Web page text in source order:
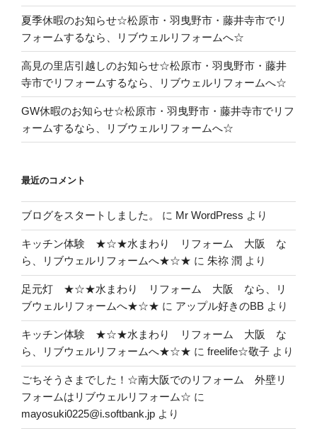
夏季休暇のお知らせ☆松原市・羽曳野市・藤井寺市でリ
フォームするなら、リブウェルリフォームへ☆
高見の里店引越しのお知らせ☆松原市・羽曳野市・藤井
寺市でリフォームするなら、リブウェルリフォームへ☆
GW休暇のお知らせ☆松原市・羽曳野市・藤井寺市でリフ
ォームするなら、リブウェルリフォームへ☆
最近のコメント
ブログをスタートしました。 に Mr WordPress より
キッチン体験 ★☆★水まわり リフォーム 大阪 な
ら、リブウェルリフォームへ★☆★ に 朱祢 潤 より
足元灯 ★☆★水まわり リフォーム 大阪 なら、リ
ブウェルリフォームへ★☆★ に アップル好きのBB より
キッチン体験 ★☆★水まわり リフォーム 大阪 な
ら、リブウェルリフォームへ★☆★ に freelife☆敬子 より
ごちそうさまでした！☆南大阪でのリフォーム 外壁リ
フォームはリブウェルリフォーム☆ に
mayosuki0225@i.softbank.jp より